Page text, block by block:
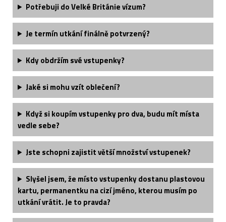
Potřebuji do Velké Británie vízum?
Je termín utkání finálně potvrzený?
Kdy obdržím své vstupenky?
Jaké si mohu vzít oblečení?
Když si koupím vstupenky pro dva, budu mít místa
vedle sebe?
Jste schopni zajistit větší množství vstupenek?
Slyšel jsem, že místo vstupenky dostanu plastovou
kartu, permanentku na cizí jméno, kterou musím po
utkání vrátit. Je to pravda?